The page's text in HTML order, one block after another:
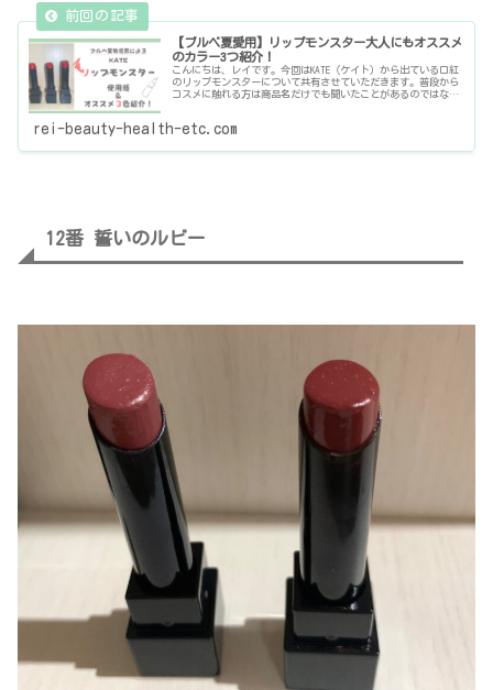
【ブルベ夏愛用】リップモンスター大人にもオススメ
のカラー3つ紹介！
こんにちは、レイです。今回はKATE（ケイト）から出ている口紅
のリップモンスターについて共有させていただきます。普段から
コスメに触れる方は商品名だけでも聞いたことがあるのではない
rei-beauty-health-etc.com
12番 誓いのルビー